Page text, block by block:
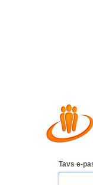
Tavs e-